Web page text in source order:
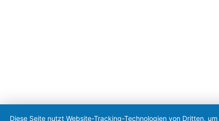
Diese Seite nutzt Website-Tracking-Technologien von Dritten,